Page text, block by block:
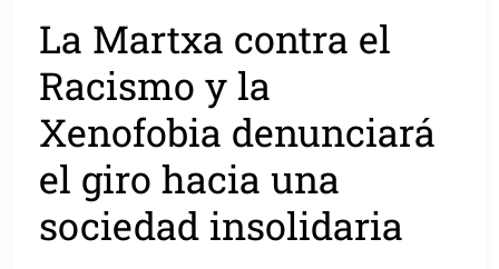
La Martxa contra el
Racismo y la
Xenofobia denunciará
el giro hacia una
sociedad insolidaria